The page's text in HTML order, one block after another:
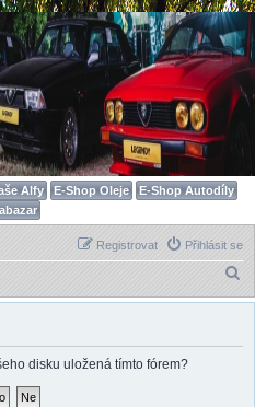
Alfy E-Shop Oleje
E-Shop Autodíly
Přihlásit se
Registrovat
l
disku uložená tímto fórem?